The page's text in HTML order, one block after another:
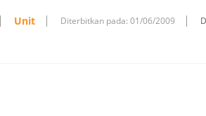
Unit Diterbitkan pada: 01/06/2009